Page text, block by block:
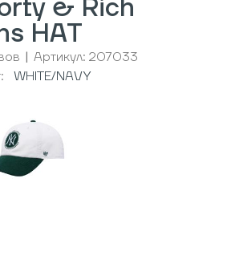
& Rich
HAT
| Артикул: 207033
WHITE/NAVY